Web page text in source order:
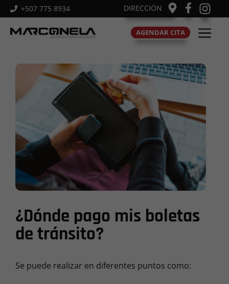
Saltar
al
contenido
+507 775 8934 DIRECCIÓN
AGENDAR CITA
¿Dónde pago mis boletas
de tránsito?
Se puede realizar en diferentes puntos como: